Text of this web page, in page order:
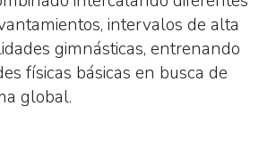
intervalos de alta
gimnásticas, entrenando
físicas básicas en busca de
global.